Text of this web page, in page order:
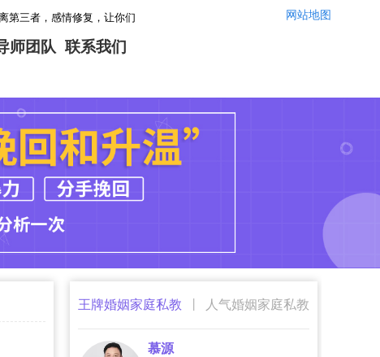
，感情修复，让你们的婚姻感情重回幸福！情感咨询微信：yszx14520,咨询电话
网站地图
师团队 联系我们
王牌婚姻家庭私教 人气婚姻家庭私教
慕源